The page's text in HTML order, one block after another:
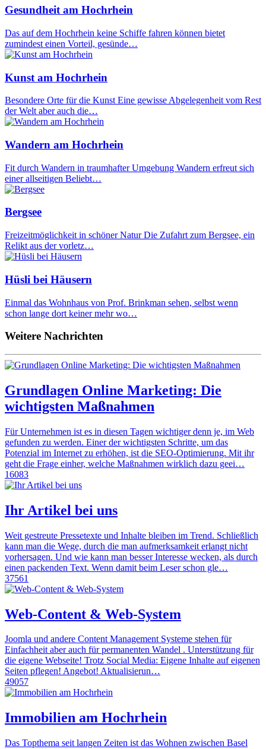
Gesundheit am Hochrhein
Das auf dem Hochrhein keine Schiffe fahren können bietet
zumindest einen Vorteil, gesünde…
Kunst am Hochrhein
Besondere Orte für die Kunst Eine gewisse Abgelegenheit vom Rest
der Welt aber auch die…
Wandern am Hochrhein
Fit durch Wandern in traumhafter Umgebung Wandern erfreut sich
einer allseitigen Beliebt…
Bergsee
Freizeitmöglichkeit in schöner Natur Die Zufahrt zum Bergsee, ein
Relikt aus der vorletz…
Hüsli bei Häusern
Einmal das Wohnhaus von Prof. Brinkman sehen, selbst wenn
schon lange dort keiner mehr wo…
Weitere Nachrichten
Grundlagen Online Marketing: Die
wichtigsten Maßnahmen
Für Unternehmen ist es in diesen Tagen wichtiger denn je, im Web
gefunden zu werden. Einer der wichtigsten Schritte, um das
Potenzial im Internet zu erhöhen, ist die SEO-Optimierung. Mit ihr
geht die Frage einher, welche Maßnahmen wirklich dazu geei…
16083
Ihr Artikel bei uns
Weit gestreute Pressetexte und Inhalte bleiben im Trend. Schließlich
kann man die Wege, durch die man aufmerksamkeit erlangt nicht
vorhersagen. Und wie kann man besser Interesse wecken, als durch
einen packenden Text. Wenn damit beim Leser schon gle…
37561
Web-Content & Web-System
Joomla und andere Content Management Systeme stehen für
Einfachheit aber auch für permanenten Wandel . Unterstützung für
die eigene Webseite! Trotz Social Media: Eigene Inhalte auf eigenen
Seiten pflegen! Angebot! Aktualisierun…
49057
Immobilien am Hochrhein
Das Topthema seit langen Zeiten ist das Wohnen zwischen Basel